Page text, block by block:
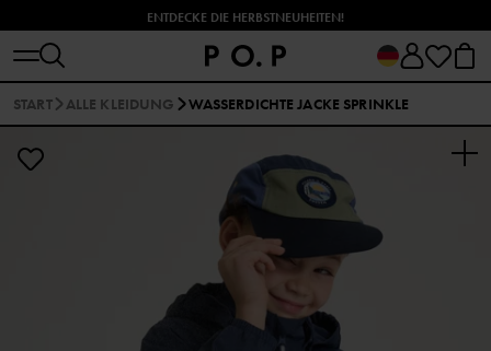
ENTDECKE DIE HERBSTNEUHEITEN!
START ALLE KLEIDUNG WASSERDICHTE JACKE SPRINKLE